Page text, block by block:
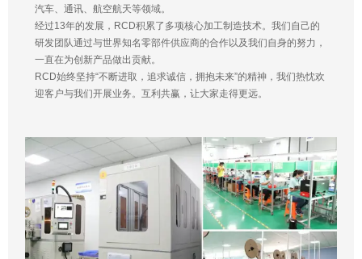
汽车、通讯、航空航天等领域。
经过13年的发展，RCD积累了多项核心加工制造技术。我们自己的
研发团队通过与世界知名零部件供应商的合作以及我们自身的努力，
一直在为创新产品做出贡献。
RCD始终坚持“不断进取，追求诚信，拥抱未来”的精神，我们热忱欢
迎客户与我们开展业务。互利共赢，让大家走得更远。